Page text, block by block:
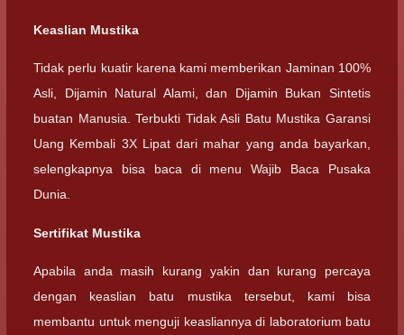
Keaslian Mustika
Tidak perlu kuatir karena kami memberikan Jaminan 100%
Asli, Dijamin Natural Alami, dan Dijamin Bukan Sintetis
buatan Manusia. Terbukti Tidak Asli Batu Mustika Garansi
Uang Kembali 3X Lipat dari mahar yang anda bayarkan,
selengkapnya bisa baca di menu Wajib Baca Pusaka
Dunia.
Sertifikat Mustika
Apabila anda masih kurang yakin dan kurang percaya
dengan keaslian batu mustika tersebut, kami bisa
membantu untuk menguji keasliannya di laboratorium batu